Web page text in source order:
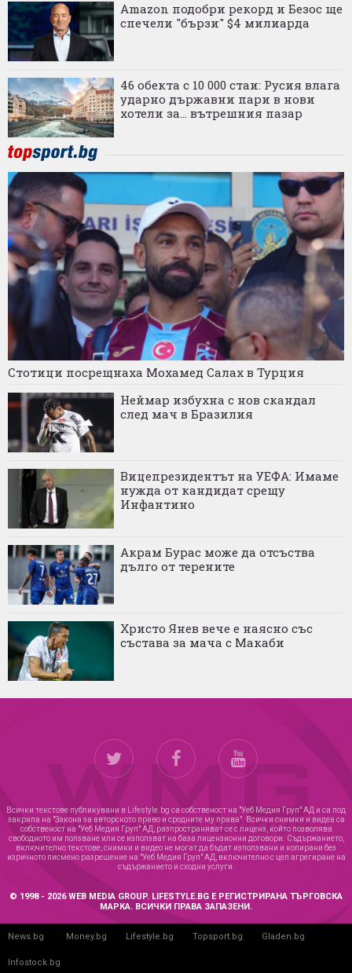
Amazon подобри рекорд и Безос ще
спечели "бързи" $4 милиарда
46 обекта с 10 000 стаи: Русия влага
ударно държавни пари в нови
хотели за... вътрешния пазар
Стотици посрещнаха Мохамед Салах в Турция
Неймар избухна с нов скандал
след мач в Бразилия
Вицепрезидентът на УЕФА: Имаме
нужда от кандидат срещу
Инфантино
Акрам Бурас може да отсъства
дълго от терените
Христо Янев вече е наясно със
състава за мача с Макаби
Всички текстове публикувани в Lifestyle.bg са собственост на "Уеб Медия Груп" АД и са под
закрила на "Закона за авторското право и сродните му права". Всички снимки и видеа са
собственост на "Уеб Медия Груп" АД, разпространяват се с лиценз, който позволява
свободното им ползване или се използват на база лицензионни договори. Съдържанието,
включително текстове, снимки и видео не могат да бъдат използвани и копирани без
изричното писмено разрешение на "Уеб Медия Груп" АД, включително с цел агрегиране на
съдържанието и сходни услуги.
© 1998 - 2026 WEB MEDIA GROUP. LIFESTYLE.BG Е РЕГИСТРИРАНА ТЪРГОВСКА
МАРКА. ВСИЧКИ ПРАВА ЗАПАЗЕНИ.
News.bg Money.bg Lifestyle.bg Topsport.bg Gladen.bg
Infostock.bg